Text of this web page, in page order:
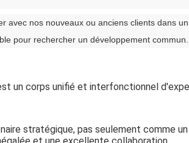
avec nos nouveaux ou anciens clients dans
pour rechercher un développement commun.
un corps unifié et interfonctionnel
stratégique, pas seulement comme